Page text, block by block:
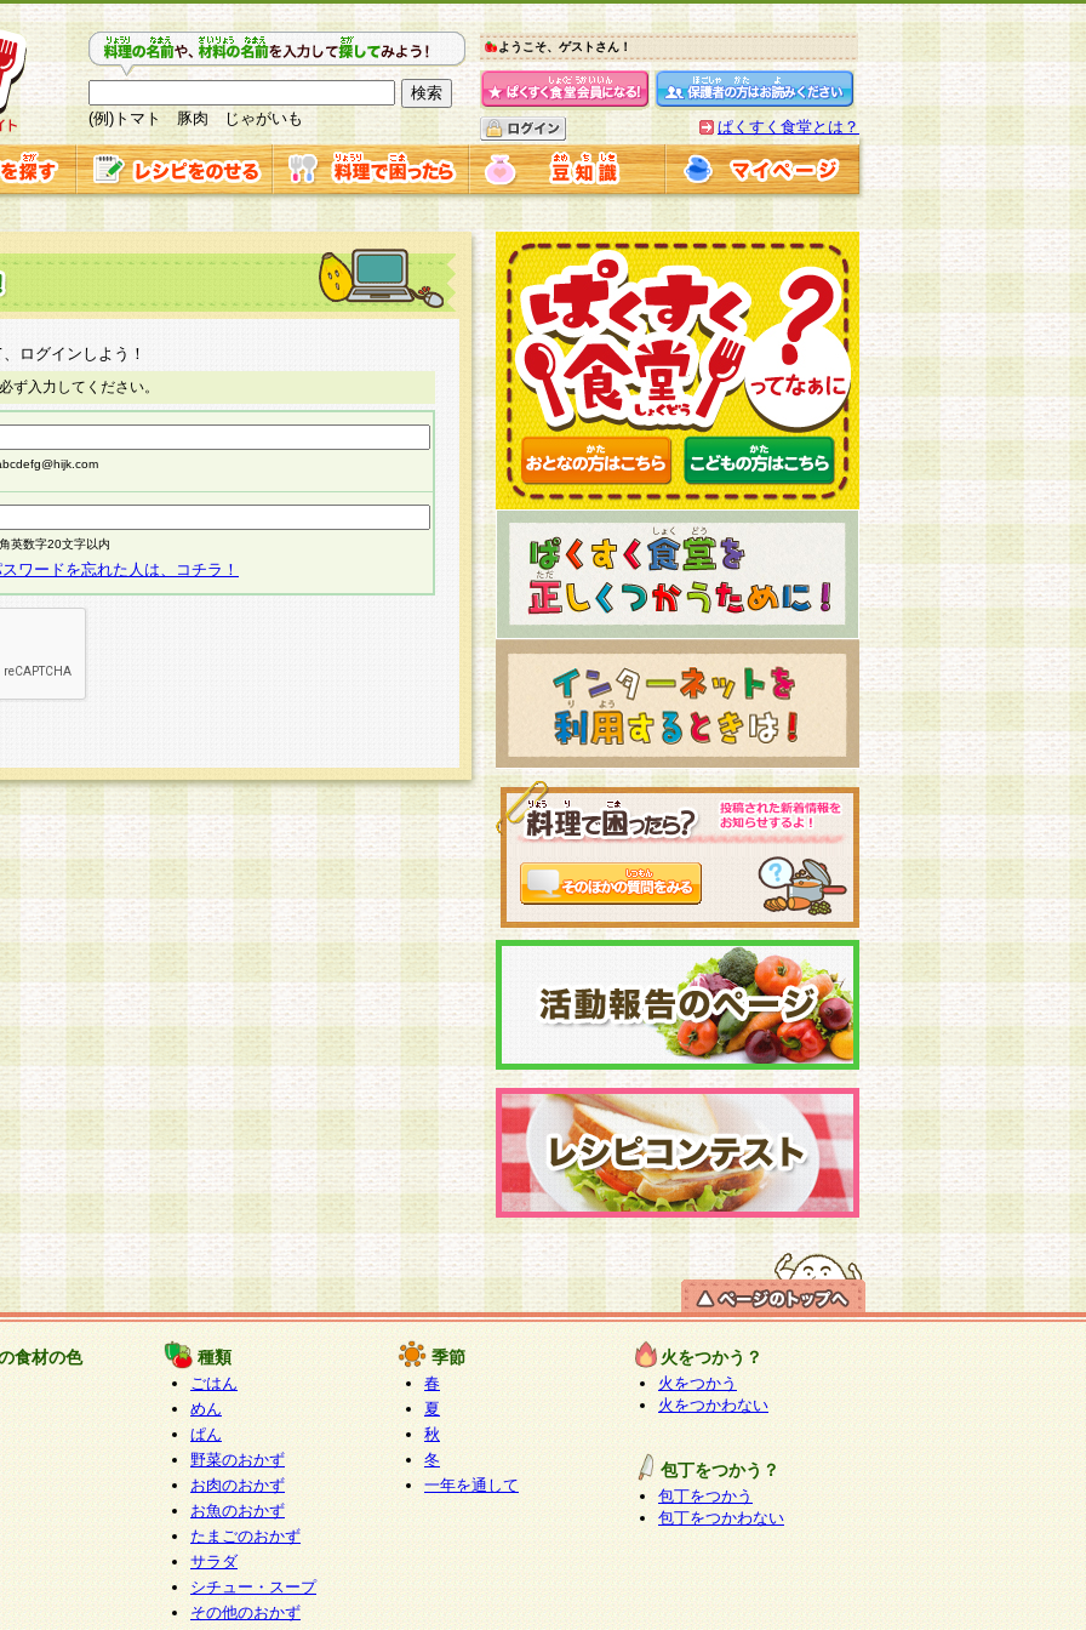
(例)トマト 豚肉 じゃがいも
ようこそ、ゲストさん！
ぱくすく食堂とは？
ログインしよう！
ず入力してください。
英数字20文字以内
ワードを忘れた人は、コチラ！
食材の色 種類
ごはん
めん
ぱん
野菜のおかず
お肉のおかず
お魚のおかず
たまごのおかず
サラダ
シチュー・スープ
その他のおかず
季節
春
夏
秋
冬
一年を通して
火をつかう？
火をつかう
火をつかわない
包丁をつかう？
包丁をつかう
包丁をつかわない